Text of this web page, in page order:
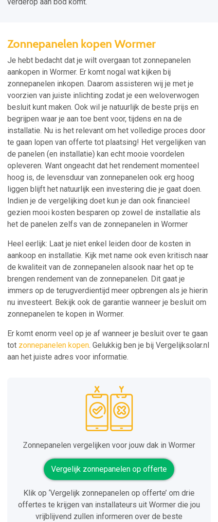
verderop aan bod komt.
Zonnepanelen kopen Wormer
Je hebt bedacht dat je wilt overgaan tot zonnepanelen
aankopen in Wormer. Er komt nogal wat kijken bij
zonnepanelen inkopen. Daarom assisteren wij je met je
voorzien van juiste inlichting zodat je een weloverwogen
besluit kunt maken. Ook wil je natuurlijk de beste prijs en
begrijpen waar je aan toe bent voor, tijdens en na de
installatie. Nu is het relevant om het volledige proces door
te gaan lopen van offerte tot plaatsing! Het vergelijken van
de panelen (en installatie) kan echt mooie voordelen
opleveren. Want ongeacht dat het rendement momenteel
hoog is, de levensduur van zonnepanelen ook erg hoog
liggen blijft het natuurlijk een investering die je gaat doen.
Indien je de vergelijking doet kun je dan ook financieel
gezien mooi kosten besparen op zowel de installatie als
het de panelen zelfs van de zonnepanelen in Wormer
Heel eerlijk: Laat je niet enkel leiden door de kosten in
aankoop en installatie. Kijk met name ook even kritisch naar
de kwaliteit van de zonnepanelen alsook naar het op te
brengen rendement van de zonnepanelen. Dit gaat je
immers op de terugverdientijd meer opbrengen als je hierin
nu investeert. Bekijk ook de garantie wanneer je besluit om
zonnepanelen te kopen in Wormer.
Er komt enorm veel op je af wanneer je besluit over te gaan
tot zonnepanelen kopen. Gelukkig ben je bij Vergelijksolar.nl
aan het juiste adres voor informatie.
Zonnepanelen vergelijken voor jouw dak in Wormer
Vergelijk zonnepanelen op offerte
Klik op ‘Vergelijk zonnepanelen op offerte’ om drie
offertes te krijgen van installateurs uit Wormer die jou
vrijblijvend zullen informeren over de beste